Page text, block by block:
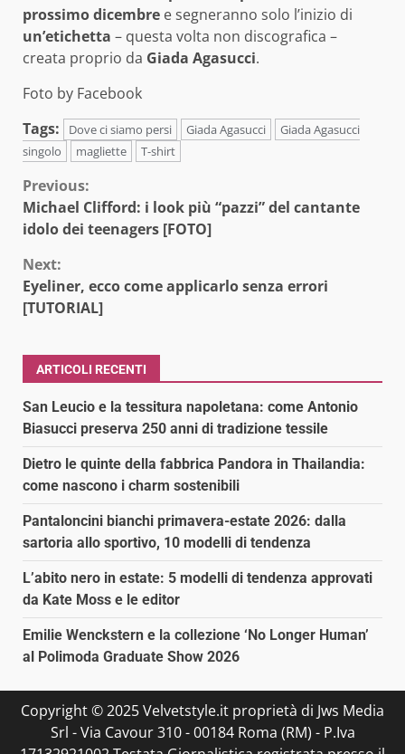
prossimo dicembre e segneranno solo l’inizio di
un’etichetta – questa volta non discografica –
creata proprio da Giada Agasucci.
Foto by Facebook
Tags:
Dove ci siamo persi Giada Agasucci
Giada Agasucci
singolo
magliette T-shirt
Continue
Reading
Previous:
Michael Clifford: i look più “pazzi” del cantante
idolo dei teenagers [FOTO]
Next:
Eyeliner, ecco come applicarlo senza errori
[TUTORIAL]
ARTICOLI RECENTI
San Leucio e la tessitura napoletana: come Antonio
Biasucci preserva 250 anni di tradizione tessile
Dietro le quinte della fabbrica Pandora in Thailandia:
come nascono i charm sostenibili
Pantaloncini bianchi primavera-estate 2026: dalla
sartoria allo sportivo, 10 modelli di tendenza
L’abito nero in estate: 5 modelli di tendenza approvati
da Kate Moss e le editor
Emilie Wenckstern e la collezione ‘No Longer Human’
al Polimoda Graduate Show 2026
Copyright © 2025 Velvetstyle.it proprietà di Jws Media
Srl - Via Cavour 310 - 00184 Roma (RM) - P.Iva